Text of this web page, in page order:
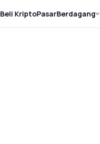
Beli KriptoPasarBerdagang